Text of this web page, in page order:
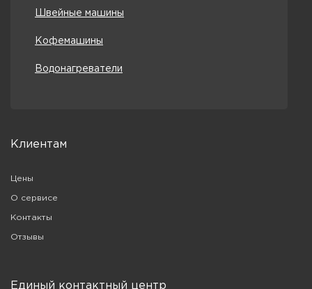
Швейные машины
Кофемашины
Водонагреватели
Клиентам
Цены
О сервисе
Контакты
Отзывы
Единый контактный центр